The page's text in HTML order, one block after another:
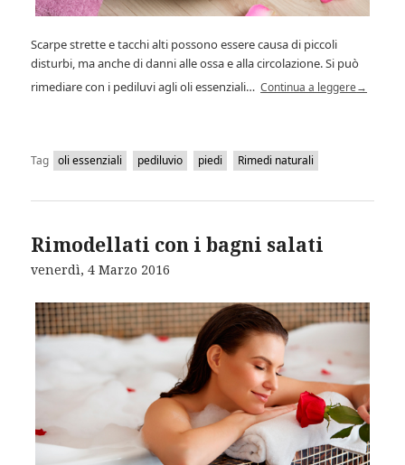
Scarpe strette e tacchi alti possono essere causa di piccoli
disturbi, ma anche di danni alle ossa e alla circolazione. Si può
rimediare con i pediluvi agli oli essenziali…Continua a leggere→
Tag oli essenziali pediluvio piedi Rimedi naturali
Rimodellati con i bagni salati
venerdì, 4 Marzo 2016